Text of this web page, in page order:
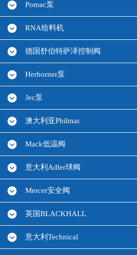
Pomac泵
RNA给料机
德国舒伯特萨泽控制阀
Herborner泵
Jec泵
澳大利亚Philmac
Mack低温阀
意大利Adler球阀
Mercer安全阀
英国BLACKHALL
意大利Technical